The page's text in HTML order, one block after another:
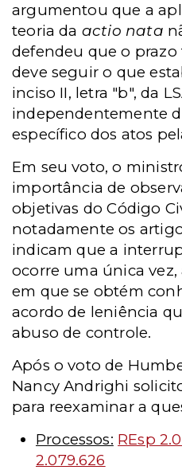
argumentou que a
teoria da actio nata
defendeu que o
deve seguir o que
inciso II, letra "b", da
independentemente
específico dos atos
Em seu voto, o
importância de
objetivas do Código
notadamente os
indicam que a
ocorre uma única
em que se obtém
acordo de leniência
abuso de controle.
Após o voto de
Nancy Andrighi
para reexaminar a
Processos: REsp
2.079.626